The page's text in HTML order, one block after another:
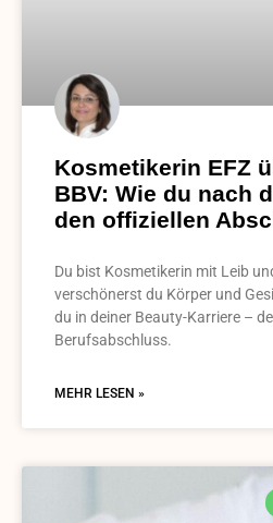
Kosmetikerin EFZ
BBV: Wie du nach
den offiziellen
Du bist Kosmetikerin mit Leib
verschönerst du Körper und
du in deiner Beauty-Karriere –
Berufsabschluss.
MEHR LESEN »